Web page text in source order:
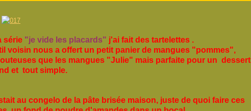
série "je vide les placards" j'ai fait des tartelettes .
voisin nous a offert un petit panier de mangues "pommes",
que les mangues "Julie" mais parfaite pour un dessert
et tout simple.
au congelo de la pâte brisée maison, juste de quoi faire ces